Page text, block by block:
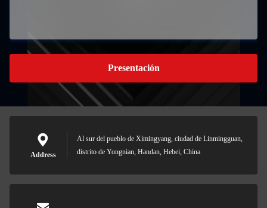
Presentación
Address
Al sur del pueblo de Ximingyang, ciudad de Linmingguan,
distrito de Yongnian, Handan, Hebei, China